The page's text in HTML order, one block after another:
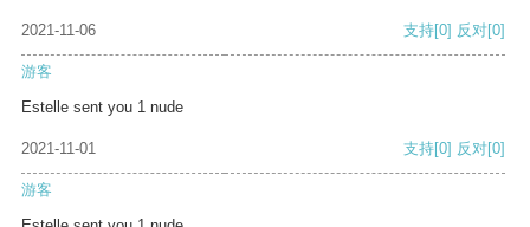
2021-11-06 支持[0] 反对[0]
游客
Estelle sent you 1 nude
2021-11-01 支持[0] 反对[0]
游客